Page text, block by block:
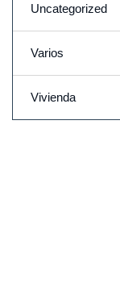
Uncategorized
Varios
Vivienda